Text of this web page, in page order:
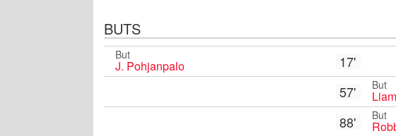
BUTS
But
J. Pohjanpalo
17'
57'
But
88' But